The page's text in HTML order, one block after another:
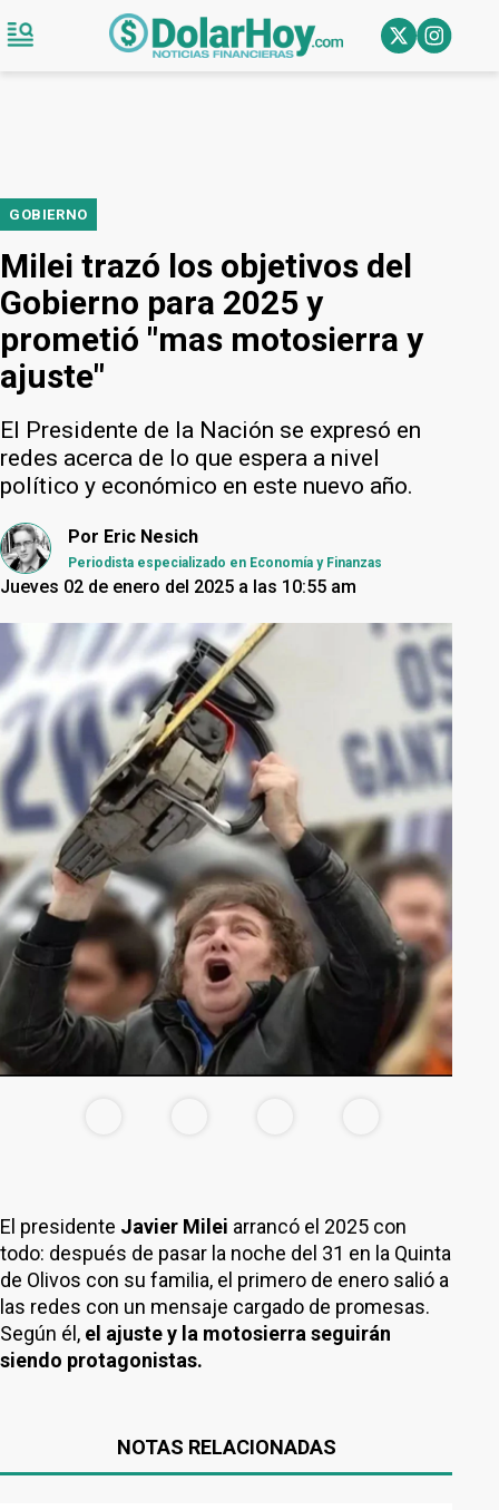
GOBIERNO
Milei trazó los objetivos del
Gobierno para 2025 y
prometió "mas motosierra y
ajuste"
El Presidente de la Nación se expresó en
redes acerca de lo que espera a nivel
político y económico en este nuevo año.
Por Eric Nesich
Periodista especializado en Economía y Finanzas
Jueves 02 de enero del 2025 a las 10:55 am
El presidente Javier Milei arrancó el 2025 con
todo: después de pasar la noche del 31 en la Quinta
de Olivos con su familia, el primero de enero salió a
las redes con un mensaje cargado de promesas.
Según él, el ajuste y la motosierra seguirán
siendo protagonistas.
NOTAS RELACIONADAS